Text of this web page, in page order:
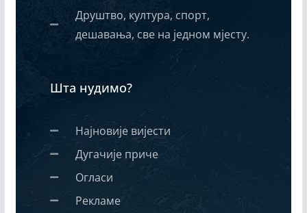
Друштво, култура, спорт,
дешавања, све на једном мјесту.
Шта нудимо?
Најновије вијести
Дугачије приче
Огласи
Рекламе